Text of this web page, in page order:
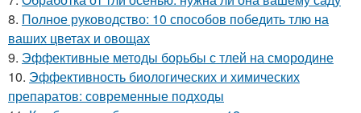
8. Полное руководство: 10 способов победить тлю на
ваших цветах и овощах
9. Эффективные методы борьбы с тлей на смородине
10. Эффективность биологических и химических
препаратов: современные подходы